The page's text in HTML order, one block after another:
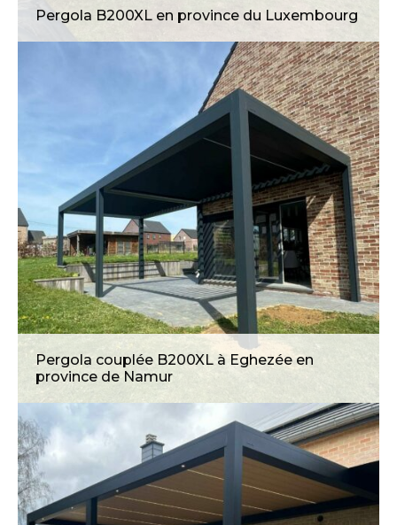
Pergola B200XL avec screens et
éclairage led à Blegny
Pergola B200XL en province du Luxembourg
Pergola couplée B200XL à Eghezée en
province de Namur